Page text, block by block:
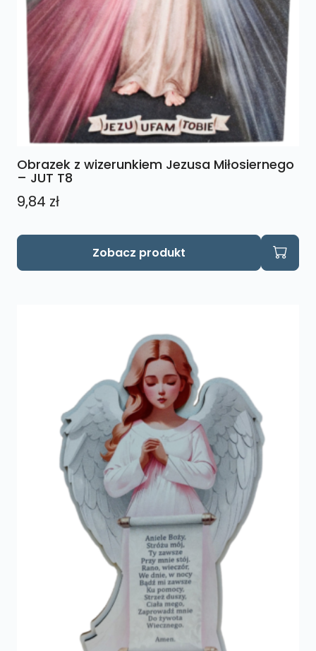
Obrazek z wizerunkiem Jezusa Miłosiernego
– JUT T8
9,84 zł
Zobacz produkt